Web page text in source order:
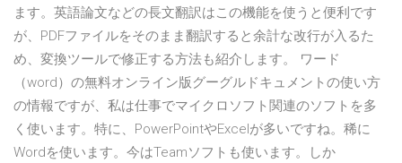
ます。英語論文などの長文翻訳はこの機能を使うと便利です
が、PDFファイルをそのまま翻訳すると余計な改行が入るた
め、変換ツールで修正する方法も紹介します。 ワード
（word）の無料オンライン版グーグルドキュメントの使い方
の情報ですが、私は仕事でマイクロソフト関連のソフトを多
く使います。特に、PowerPointやExcelが多いですね。稀に
Wordを使います。今はTeamソフトも使います。しか